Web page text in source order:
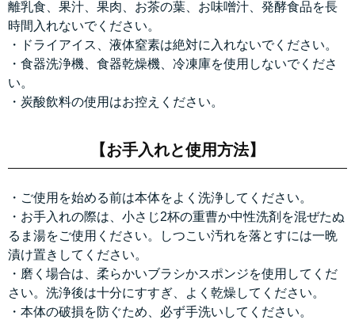
離乳食、果汁、果肉、お茶の葉、お味噌汁、発酵食品を長
時間入れないでください。
・ドライアイス、液体窒素は絶対に入れないでください。
・食器洗浄機、食器乾燥機、冷凍庫を使用しないでくださ
い。
・炭酸飲料の使用はお控えください。
【お手入れと使用方法】
・ご使用を始める前は本体をよく洗浄してください。
・お手入れの際は、小さじ2杯の重曹か中性洗剤を混ぜたぬ
るま湯をご使用ください。しつこい汚れを落とすには一晩
漬け置きしてください。
・磨く場合は、柔らかいブラシかスポンジを使用してくだ
さい。洗浄後は十分にすすぎ、よく乾燥してください。
・本体の破損を防ぐため、必ず手洗いしてください。